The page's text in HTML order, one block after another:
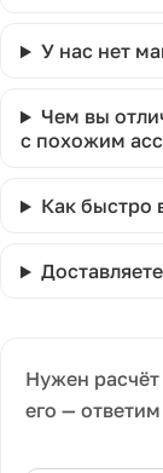
У нас нет
Чем вы
с похожим
Как быстро
Нужен
его —